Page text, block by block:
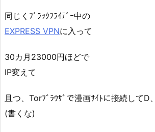
同じくﾌﾞﾗｯｸﾌﾗｲﾃﾞｰ中の
EXPRESS VPNに入って
30カ月23000円ほどで
IP変えて
且つ、Torﾌﾞﾗｳｻﾞで漫画ｻｲﾄに接続してD
(書くな)